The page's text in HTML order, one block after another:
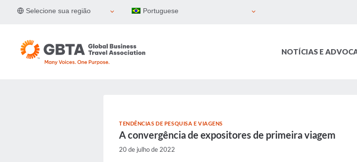
Selecione sua região Portuguese
NOTÍCIAS E
TENDÊNCIAS DE PESQUISA E VIAGENS
A convergência de expositores de primeira viagem
20 de julho de 2022